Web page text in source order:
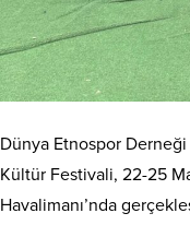
Dünya Etnospor
Kültür Festivali, 22-25
Havalimanı’nda